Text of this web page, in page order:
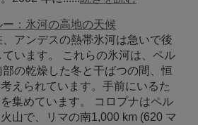
ー：氷河の高地の天候
、アンデスの熱帯氷河は急いで後
ています。 これらの氷河は、ペル
部の乾燥した冬と干ばつの間、恒
えられています。手前にいるた
集めています。 コロプナはペル
山で、リマの南1,000 km (620 マ